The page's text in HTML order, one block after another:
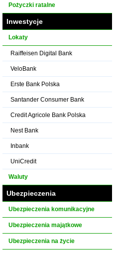
Pożyczki ratalne
Inwestycje
Lokaty
Raiffeisen Digital Bank
VeloBank
Erste Bank Polska
Santander Consumer Bank
Credit Agricole Bank Polska
Nest Bank
Inbank
UniCredit
Waluty
Ubezpieczenia
Ubezpieczenia komunikacyjne
Ubezpieczenia majątkowe
Ubezpieczenia na życie